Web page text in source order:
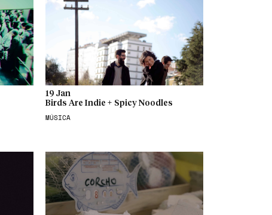
19 Jan
Birds Are Indie + Spicy Noodles
MÚSICA